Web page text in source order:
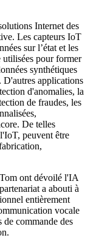
Internet des
Les capteurs IoT
sur l’état et les
utilisées pour former
synthétiques
D'autres applications
d'anomalies, la
de fraudes, les
De telles
peuvent être
ont dévoilé l'IA
a abouti à
entièrement
vocale
de commande des